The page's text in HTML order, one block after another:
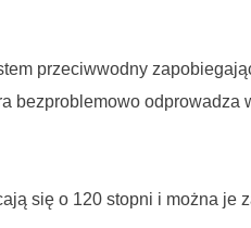
przeciwwodny
bezproblemowo odprowadza
się o 120 stopni i można je